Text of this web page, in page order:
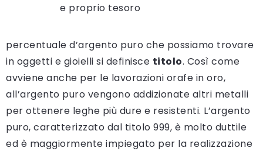
e proprio tesoro
percentuale d’argento puro che possiamo trovare
in oggetti e gioielli si definisce titolo. Così come
avviene anche per le lavorazioni orafe in oro,
all’argento puro vengono addizionate altri metalli
per ottenere leghe più dure e resistenti. L’argento
puro, caratterizzato dal titolo 999, è molto duttile
ed è maggiormente impiegato per la realizzazione